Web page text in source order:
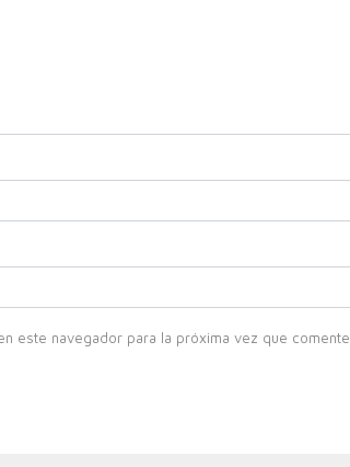
este navegador para la próxima vez que comente.